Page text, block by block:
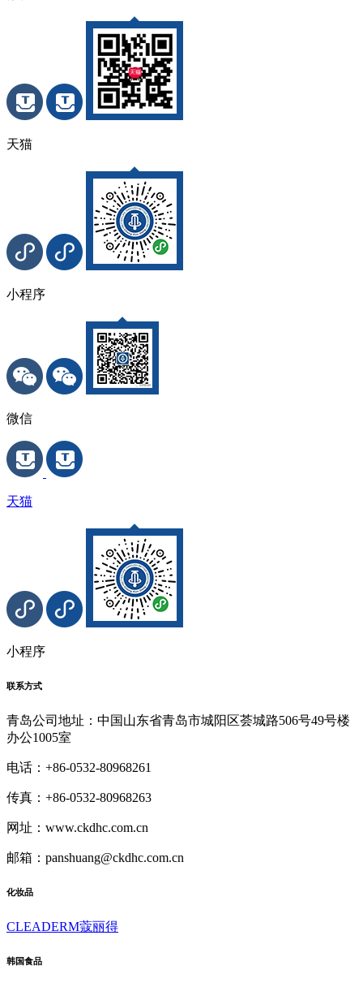
天猫
小程序
微信
天猫
小程序
联系方式
青岛公司地址：中国山东省青岛市城阳区荟城路506号49号楼
办公1005室
电话：+86-0532-80968261
传真：+86-0532-80968263
网址：www.ckdhc.com.cn
邮箱：panshuang@ckdhc.com.cn
化妆品
CLEADERM蔻丽得
韩国食品